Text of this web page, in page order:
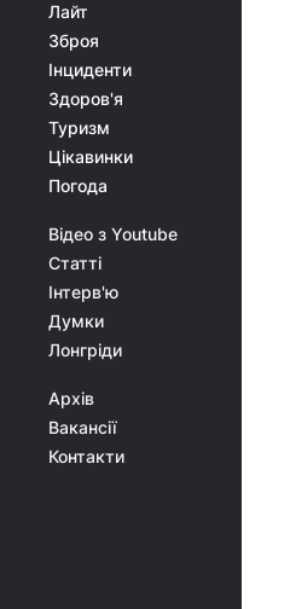
Лайт
Зброя
Інциденти
Здоров'я
Туризм
Цікавинки
Погода
Відео з Youtube
Статті
Інтерв'ю
Думки
Лонгріди
Архів
Вакансії
Контакти